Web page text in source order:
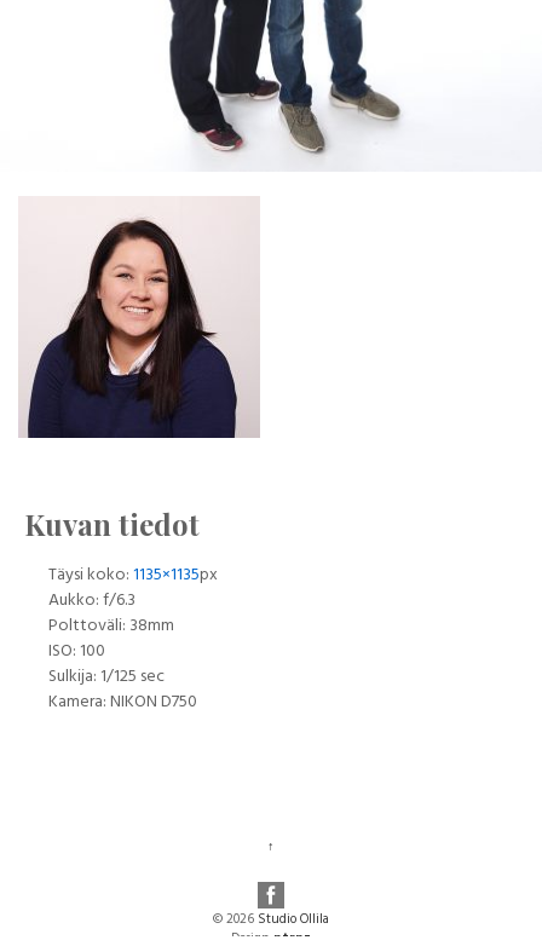
Kuvan tiedot
Täysi koko:1135×1135px
Aukko: f/6.3
Polttoväli: 38mm
ISO: 100
Sulkija: 1/125 sec
Kamera: NIKON D750
↑
© 2026 Studio Ollila
Design: ntrnz